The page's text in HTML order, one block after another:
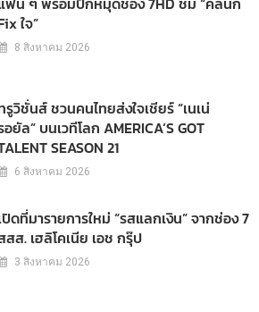
ใจ”
8 สิงหาคม 2026
รูวิชั่นส์ ชวนคนไทยส่งใจเชียร์ “เนเน่
อยัล” บนเวทีโลก AMERICA’S GOT
SEASON 21
6 สิงหาคม 2026
ปิดที่มารายการใหม่ “รสแลกเงิน” จากช่อง 7
สส. เฮลิโคเนีย เอช กรุ๊ป
3 สิงหาคม 2026